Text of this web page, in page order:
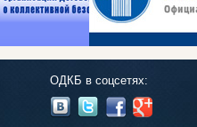
ОДКБ в соцсетях: